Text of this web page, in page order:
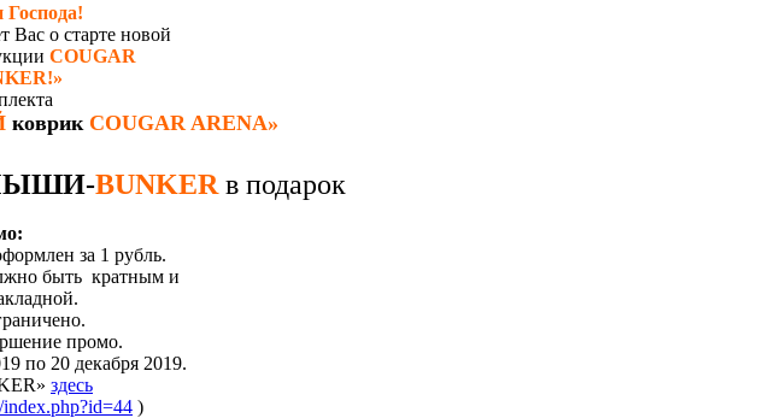
Вас о старте новой
COUGAR
!»
коврик COUGAR ARENA»
BUNKER в подарок
за 1 рубль.
быть кратным и
промо.
по 20 декабря 2019.
здесь
)